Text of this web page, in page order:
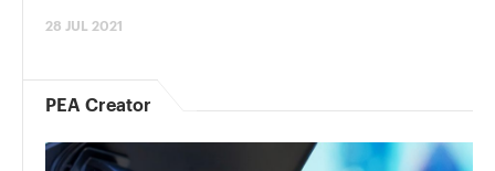
28 JUL 2021
PEA Creator